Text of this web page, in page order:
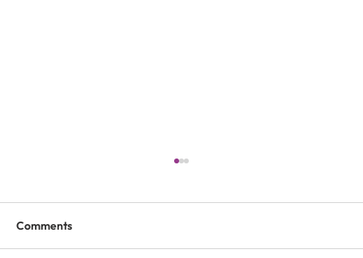
Comments